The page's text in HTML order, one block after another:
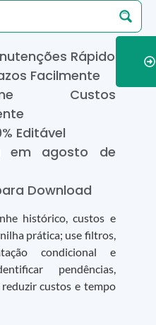
Rápido
Facilmente
Custos
Editável
em agosto de
Download
histórico, custos e
prática; use filtros,
condicional e
pendências,
custos e tempo